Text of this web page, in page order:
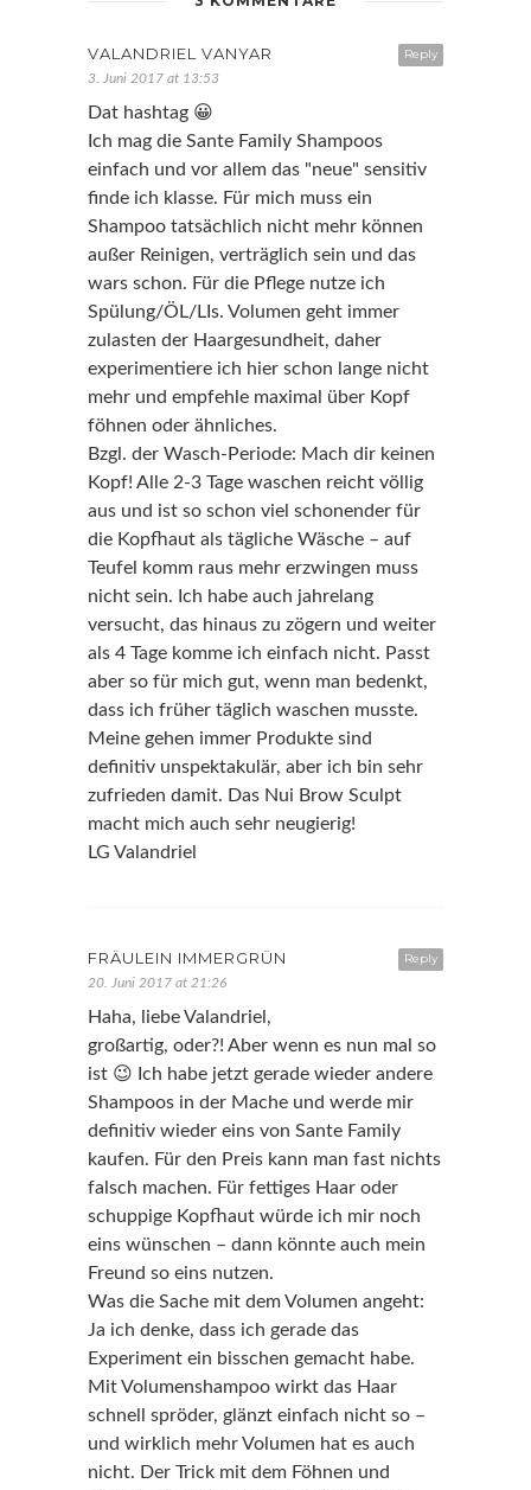
Reply
VALANDRIEL VANYAR
3. Juni 2017 at 13:53
Dat hashtag 😀
Ich mag die Sante Family Shampoos
einfach und vor allem das "neue" sensitiv
finde ich klasse. Für mich muss ein
Shampoo tatsächlich nicht mehr können
außer Reinigen, verträglich sein und das
wars schon. Für die Pflege nutze ich
Spülung/ÖL/LIs. Volumen geht immer
zulasten der Haargesundheit, daher
experimentiere ich hier schon lange nicht
mehr und empfehle maximal über Kopf
föhnen oder ähnliches.
Bzgl. der Wasch-Periode: Mach dir keinen
Kopf! Alle 2-3 Tage waschen reicht völlig
aus und ist so schon viel schonender für
die Kopfhaut als tägliche Wäsche – auf
Teufel komm raus mehr erzwingen muss
nicht sein. Ich habe auch jahrelang
versucht, das hinaus zu zögern und weiter
als 4 Tage komme ich einfach nicht. Passt
aber so für mich gut, wenn man bedenkt,
dass ich früher täglich waschen musste.
Meine gehen immer Produkte sind
definitiv unspektakulär, aber ich bin sehr
zufrieden damit. Das Nui Brow Sculpt
macht mich auch sehr neugierig!
LG Valandriel
Reply
FRÄULEIN IMMERGRÜN
20. Juni 2017 at 21:26
Haha, liebe Valandriel,
großartig, oder?! Aber wenn es nun mal so
ist 😉 Ich habe jetzt gerade wieder andere
Shampoos in der Mache und werde mir
definitiv wieder eins von Sante Family
kaufen. Für den Preis kann man fast nichts
falsch machen. Für fettiges Haar oder
schuppige Kopfhaut würde ich mir noch
eins wünschen – dann könnte auch mein
Freund so eins nutzen.
Was die Sache mit dem Volumen angeht:
Ja ich denke, dass ich gerade das
Experiment ein bisschen gemacht habe.
Mit Volumenshampoo wirkt das Haar
schnell spröder, glänzt einfach nicht so –
und wirklich mehr Volumen hat es auch
nicht. Der Trick mit dem Föhnen und